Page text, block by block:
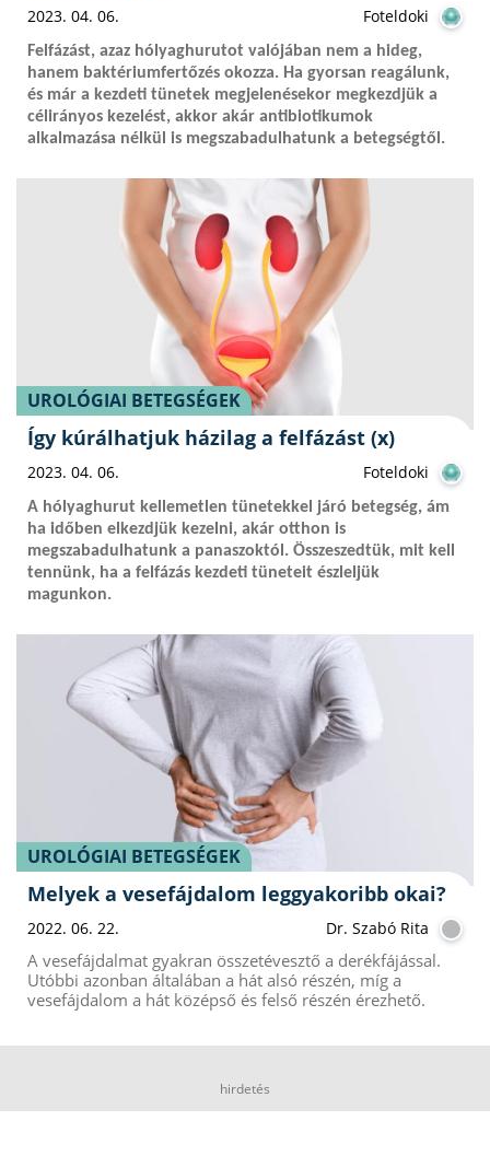
2023. 04. 06. Foteldoki
Felfázást, azaz hólyaghurutot valójában nem a hideg,
hanem baktériumfertőzés okozza. Ha gyorsan reagálunk,
és már a kezdeti tünetek megjelenésekor megkezdjük a
célirányos kezelést, akkor akár antibiotikumok
alkalmazása nélkül is megszabadulhatunk a betegségtől.
UROLÓGIAI BETEGSÉGEK
Így kúrálhatjuk házilag a felfázást (x)
2023. 04. 06. Foteldoki
A hólyaghurut kellemetlen tünetekkel járó betegség, ám
ha időben elkezdjük kezelni, akár otthon is
megszabadulhatunk a panaszoktól. Összeszedtük, mit kell
tennünk, ha a felfázás kezdeti tüneteit észleljük
magunkon.
UROLÓGIAI BETEGSÉGEK
Melyek a vesefájdalom leggyakoribb okai?
2022. 06. 22. Dr. Szabó Rita
A vesefájdalmat gyakran összetévesztő a derékfájással.
Utóbbi azonban általában a hát alsó részén, míg a
vesefájdalom a hát középső és felső részén érezhető.
hirdetés